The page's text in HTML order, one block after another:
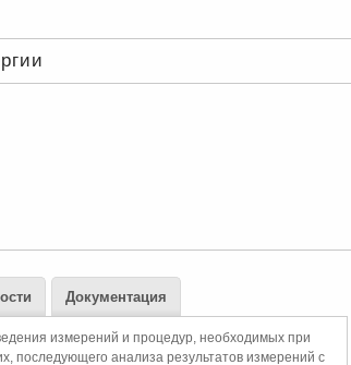
измерений и процедур, необходимых при
последующего анализа результатов измерений с
Документация